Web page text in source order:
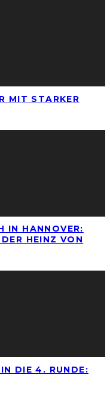
MIT STARKER
IN HANNOVER:
HEINZ VON
DIE 4. RUNDE: